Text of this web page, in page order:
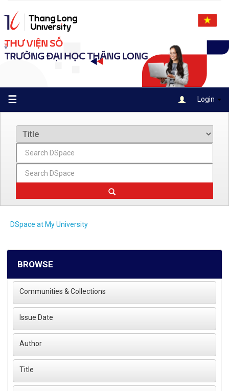
navigation
☰ Login
DSpace at My University
BROWSE
Communities & Collections
Issue Date
Author
Title